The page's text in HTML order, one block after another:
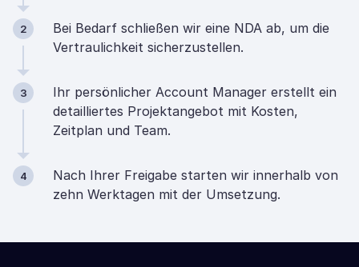
2
Bei Bedarf schließen wir eine NDA ab, um die
Vertraulichkeit sicherzustellen.
3
Ihr persönlicher Account Manager erstellt ein
detailliertes Projektangebot mit Kosten,
Zeitplan und Team.
4
Nach Ihrer Freigabe starten wir innerhalb von
zehn Werktagen mit der Umsetzung.